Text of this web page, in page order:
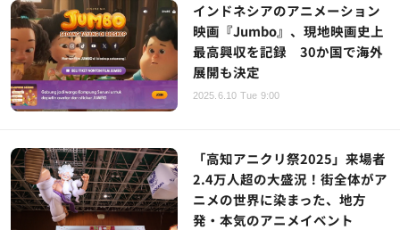
インドネシアのアニメーション
映画『Jumbo』、現地映画史上
最高興収を記録 30か国で海外
展開も決定
2025.6.10 Tue 9:00
「高知アニクリ祭2025」来場者
2.4万人超の大盛況！街全体がア
ニメの世界に染まった、地方
発・本気のアニメイベント